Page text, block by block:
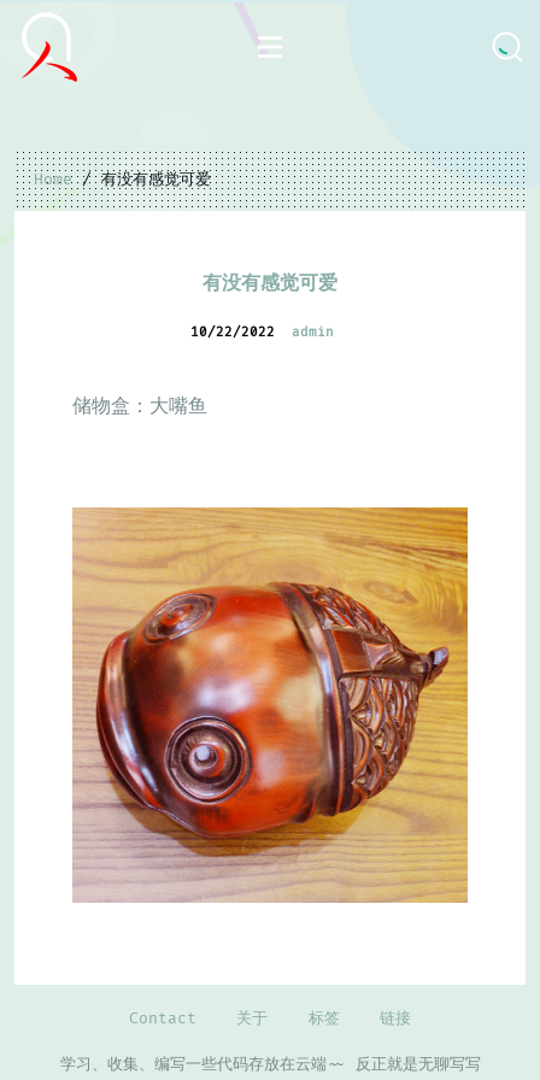
Home / 有没有感觉可爱
有没有感觉可爱
10/22/2022 admin
储物盒：大嘴鱼
Contact 关于 标签 链接
学习、收集、编写一些代码存放在云端~~ 反正就是无聊写写